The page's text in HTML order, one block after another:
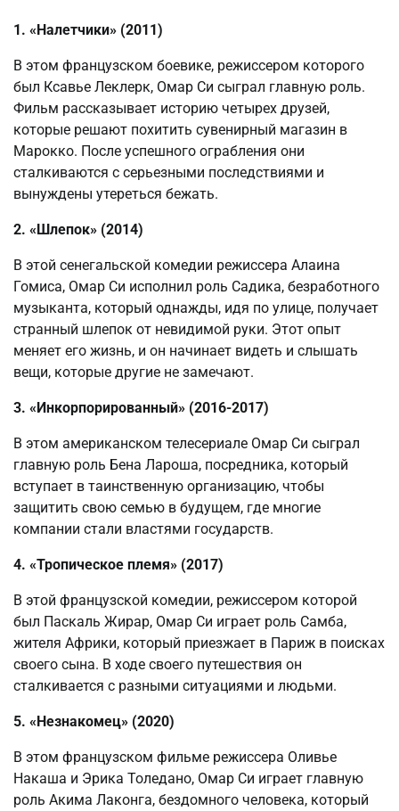
1. «Налетчики» (2011)
В этом французском боевике, режиссером которого
был Ксавье Леклерк, Омар Си сыграл главную роль.
Фильм рассказывает историю четырех друзей,
которые решают похитить сувенирный магазин в
Марокко. После успешного ограбления они
сталкиваются с серьезными последствиями и
вынуждены утереться бежать.
2. «Шлепок» (2014)
В этой сенегальской комедии режиссера Алаина
Гомиса, Омар Си исполнил роль Садика, безработного
музыканта, который однажды, идя по улице, получает
странный шлепок от невидимой руки. Этот опыт
меняет его жизнь, и он начинает видеть и слышать
вещи, которые другие не замечают.
3. «Инкорпорированный» (2016-2017)
В этом американском телесериале Омар Си сыграл
главную роль Бена Лароша, посредника, который
вступает в таинственную организацию, чтобы
защитить свою семью в будущем, где многие
компании стали властями государств.
4. «Тропическое племя» (2017)
В этой французской комедии, режиссером которой
был Паскаль Жирар, Омар Си играет роль Самба,
жителя Африки, который приезжает в Париж в поисках
своего сына. В ходе своего путешествия он
сталкивается с разными ситуациями и людьми.
5. «Незнакомец» (2020)
В этом французском фильме режиссера Оливье
Накаша и Эрика Толедано, Омар Си играет главную
роль Акима Лаконга, бездомного человека, который